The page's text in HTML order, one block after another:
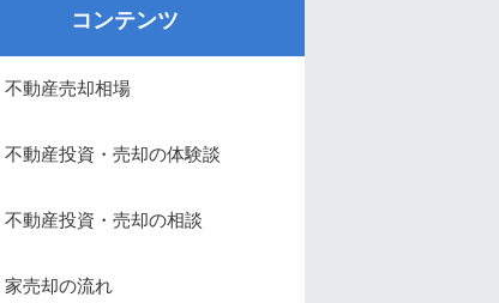
コンテンツ
不動産売却相場
不動産投資・売却の体験談
不動産投資・売却の相談
家売却の流れ